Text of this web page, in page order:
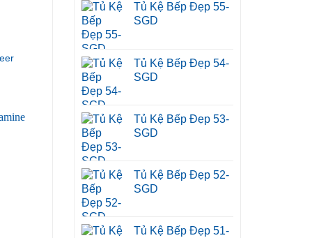
Tủ Kệ Bếp Đẹp 55-
SGD
Tủ Kệ Bếp Đẹp 54-
SGD
Tủ Kệ Bếp Đẹp 53-
SGD
Tủ Kệ Bếp Đẹp 52-
SGD
Tủ Kệ Bếp Đẹp 51-